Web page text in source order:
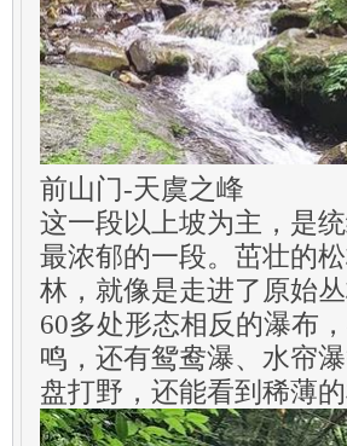
前山门-天虞之峰
这一段以上坡为主，是
最浓郁的一段。茁壮的
林，就像是走进了原始
60多处形态相反的瀑布
鸣，还有鸳鸯瀑、水帘
盘打野，还能看到稀薄的